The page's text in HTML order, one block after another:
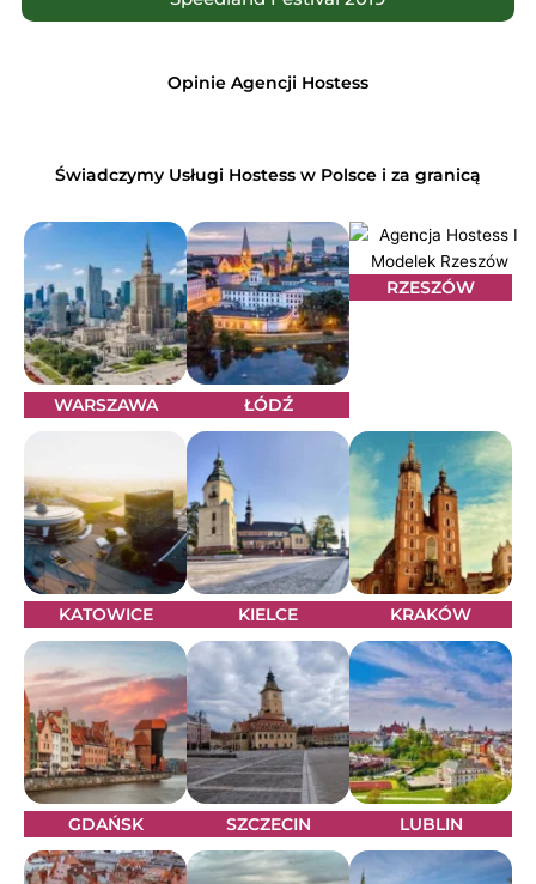
Opinie Agencji Hostess
Świadczymy Usługi Hostess w Polsce i za granicą
WARSZAWA ŁÓDŹ
RZESZÓW
KATOWICE KIELCE KRAKÓW
GDAŃSK SZCZECIN LUBLIN